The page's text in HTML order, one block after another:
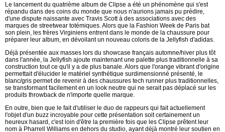
Le lancement du quatrième album de Clipse a été un phénomène qui s'est
répandu dans des coins du monde que nous n'aurions jamais pu prédire,
d'une dispute naissante avec Travis Scott à des associations avec des
marques de streetwear totémiques. Alors que la Fashion Week de Paris bat
son plein, les frères Virginiens entrent dans le monde de la chaussure pour
préparer leur album, en dévoilant un nouveau coloris de la Jellyfish d'adidas.
Déjà présentée aux masses lors du showcase français automne/hiver plus tôt
dans l'année, la Jellyfish ajoute maintenant une palette plus traditionnelle à sa
construction tout ce qu'il y a de plus banale. Alors que l'orange vibrant d'origine
permettait d'élucider le matériel synthétique surdimensionné présenté, le
blanc/gris permet de revenir à des chaussures tech runner plus traditionnelles,
se transformant facilement en un look neutre qui ne serait pas déplacé sur les
produits throwback de n'importe quelle marque.
En outre, bien que le fait d'utiliser le duo de rappeurs qui fait actuellement
l'objet d'un buzz incroyable pour cette présentation soit certainement un
heureux hasard, c'est loin d'être la première fois que les Clipse prêtent leur
nom à Pharrell Williams en dehors du studio, ayant déjà montré leur soutien en